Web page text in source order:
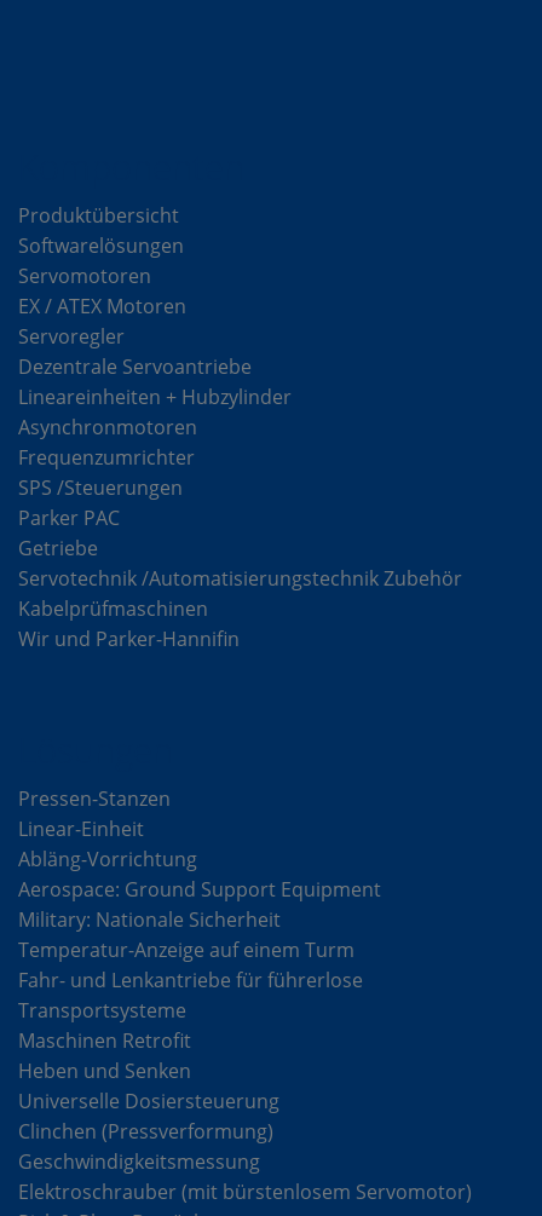
Produktübersicht
Softwarelösungen
Servomotoren
EX / ATEX Motoren
Servoregler
Dezentrale Servoantriebe
Lineareinheiten + Hubzylinder
Asynchronmotoren
Frequenzumrichter
SPS /Steuerungen
Parker PAC
Getriebe
Servotechnik /Automatisierungstechnik Zubehör
Kabelprüfmaschinen
Wir und Parker-Hannifin
Pressen-Stanzen
Linear-Einheit
Abläng-Vorrichtung
Aerospace: Ground Support Equipment
Military: Nationale Sicherheit
Temperatur-Anzeige auf einem Turm
Fahr- und Lenkantriebe für führerlose
Transportsysteme
Maschinen Retrofit
Heben und Senken
Universelle Dosiersteuerung
Clinchen (Pressverformung)
Geschwindigkeitsmessung
Elektroschrauber (mit bürstenlosem Servomotor)